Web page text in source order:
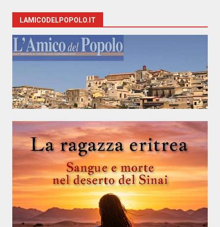
LAMICODELPOPOLO.IT